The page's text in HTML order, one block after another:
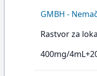
GMBH -
Rastvor za
400mg/